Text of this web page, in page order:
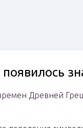
Древней